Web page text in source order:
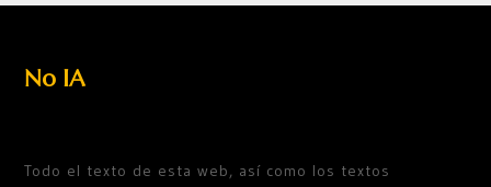
No IA
Todo el texto de esta web, así como los textos